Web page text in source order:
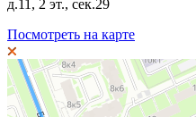
д.11, 2 эт., сек.29
Посмотреть на карте